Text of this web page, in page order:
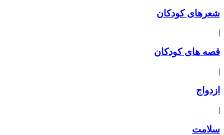
شعرهای کودکان
|
قصه های کودکان
|
ازدواج
|
سلامت